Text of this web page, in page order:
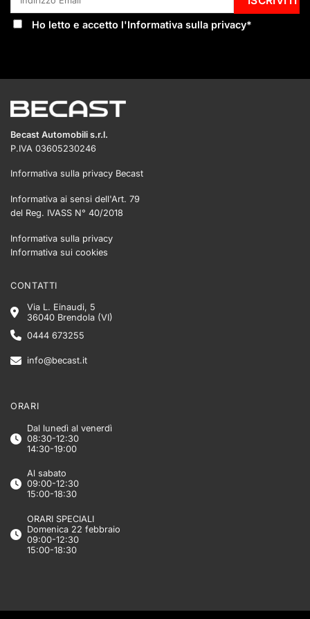
Ho letto e accetto l'Informativa sulla privacy*
Becast Automobili s.r.l.
P.IVA 03605230246
Informativa sulla privacy Becast
Informativa ai sensi dell'Art. 79
del Reg. IVASS N° 40/2018
Informativa sulla privacy
Informativa sui cookies
CONTATTI
Via L. Einaudi, 5
36040 Brendola (VI)
0444 673255
info@becast.it
ORARI
Dal lunedì al venerdì
08:30-12:30
14:30-19:00
Al sabato
09:00-12:30
15:00-18:30
ORARI SPECIALI
Domenica 22 febbraio
09:00-12:30
15:00-18:30